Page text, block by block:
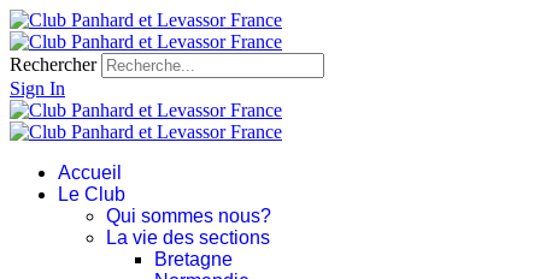
Rechercher
Sign In
Accueil
Le Club
Qui sommes nous?
La vie des sections
Bretagne